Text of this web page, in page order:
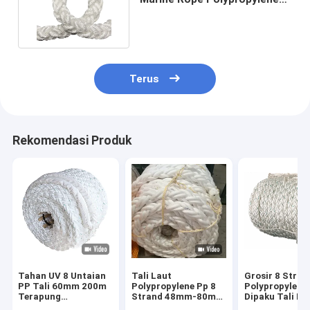
Terus
Rekomendasi Produk
Tahan UV 8 Untaian
PP Tali 60mm 200m
Terapung
Tali Laut
Polypropylene Pp 8
Strand 48mm-80mm
Grosir 8
Polypropylene
Dipaku Tali